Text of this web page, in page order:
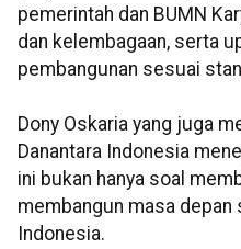
pemerintah dan BUMN
dan kelembagaan, serta
pembangunan sesuai
‎Dony Oskaria yang juga
Danantara Indonesia
ini bukan hanya soal
membangun masa depan
Indonesia.